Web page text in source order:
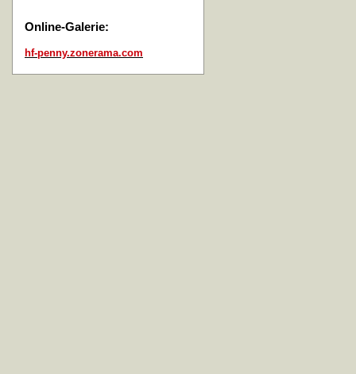
Online-Galerie:
hf-penny.zonerama.com